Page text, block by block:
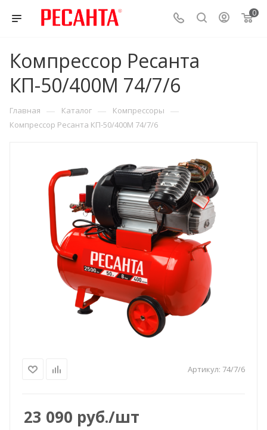
0
Компрессор Ресанта
КП-50/400М 74/7/6
Главная — Каталог — Компрессоры —
Компрессор Ресанта КП-50/400М 74/7/6
Артикул: 74/7/6
23 090 руб./шт